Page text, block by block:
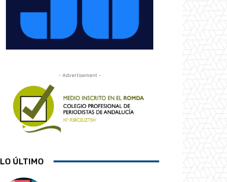
- Advertisement -
LO ÚLTIMO